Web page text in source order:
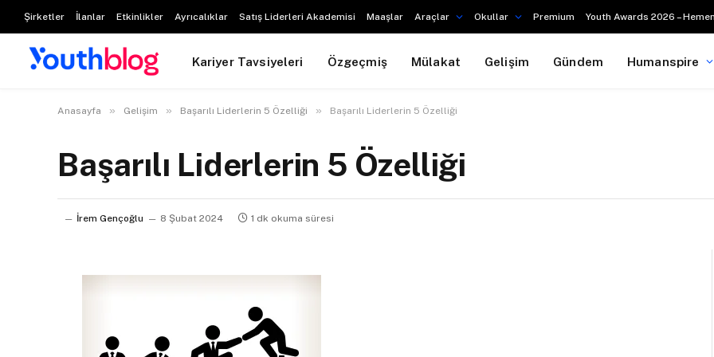
Şirketler İlanlar Etkinlikler Ayrıcalıklar Satış Liderleri Akademisi Maaşlar Araçlar Okullar Premium Youth Awards 2026 –
Kariyer Tavsiyeleri Özgeçmiş Mülakat Gelişim Gündem Humanspire
Anasayfa » Gelişim » Başarılı Liderlerin 5 Özelliği » Başarılı Liderlerin 5 Özelliği
Başarılı Liderlerin 5 Özelliği
İrem Gençoğlu 8 Şubat 2024 1 dk okuma süresi